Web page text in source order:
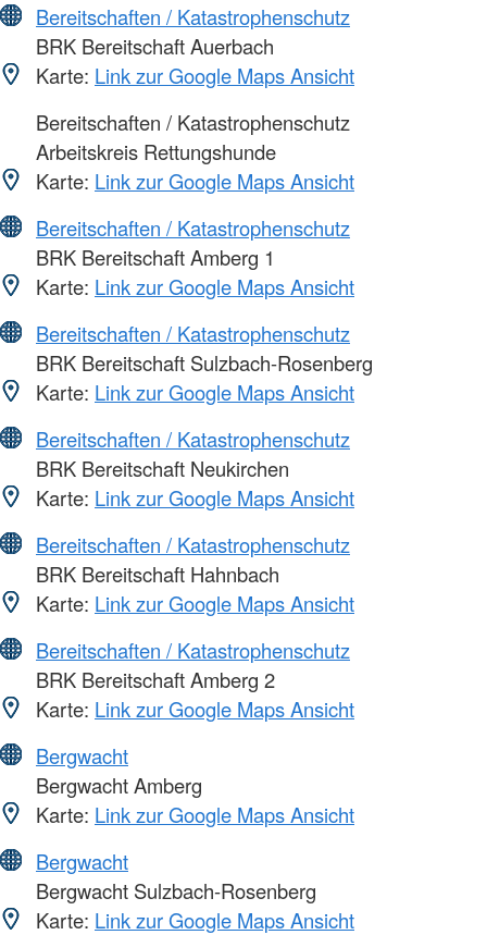
Bereitschaften / Katastrophenschutz
BRK Bereitschaft Auerbach
Karte: Link zur Google Maps Ansicht
Bereitschaften / Katastrophenschutz
Arbeitskreis Rettungshunde
Karte: Link zur Google Maps Ansicht
Bereitschaften / Katastrophenschutz
BRK Bereitschaft Amberg 1
Karte: Link zur Google Maps Ansicht
Bereitschaften / Katastrophenschutz
BRK Bereitschaft Sulzbach-Rosenberg
Karte: Link zur Google Maps Ansicht
Bereitschaften / Katastrophenschutz
BRK Bereitschaft Neukirchen
Karte: Link zur Google Maps Ansicht
Bereitschaften / Katastrophenschutz
BRK Bereitschaft Hahnbach
Karte: Link zur Google Maps Ansicht
Bereitschaften / Katastrophenschutz
BRK Bereitschaft Amberg 2
Karte: Link zur Google Maps Ansicht
Bergwacht
Bergwacht Amberg
Karte: Link zur Google Maps Ansicht
Bergwacht
Bergwacht Sulzbach-Rosenberg
Karte: Link zur Google Maps Ansicht